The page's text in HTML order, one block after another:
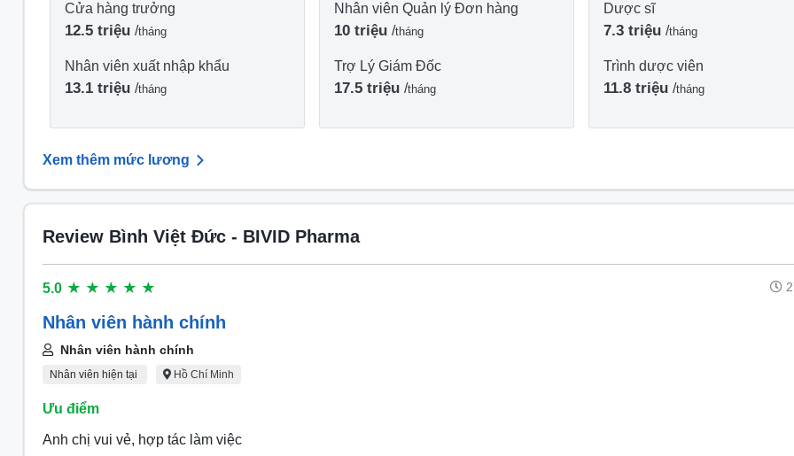
Cửa hàng trưởng
12.5 triệu /tháng
Nhân viên xuất nhập khẩu
13.1 triệu /tháng
Nhân viên Quản lý Đơn hàng
10 triệu /tháng
Trợ Lý Giám Đốc
17.5 triệu /tháng
Dược sĩ
7.3 triệu /tháng
Trình dược viên
11.8 triệu /tháng
Xem thêm mức lương
Review Bình Việt Đức - BIVID Pharma
5.0 ★ ★ ★ ★ ★
Nhân viên hành chính
Nhân viên hành chính
Nhân viên hiện tại Hồ Chí Minh
Ưu điểm
Anh chị vui vẻ, hợp tác làm việc